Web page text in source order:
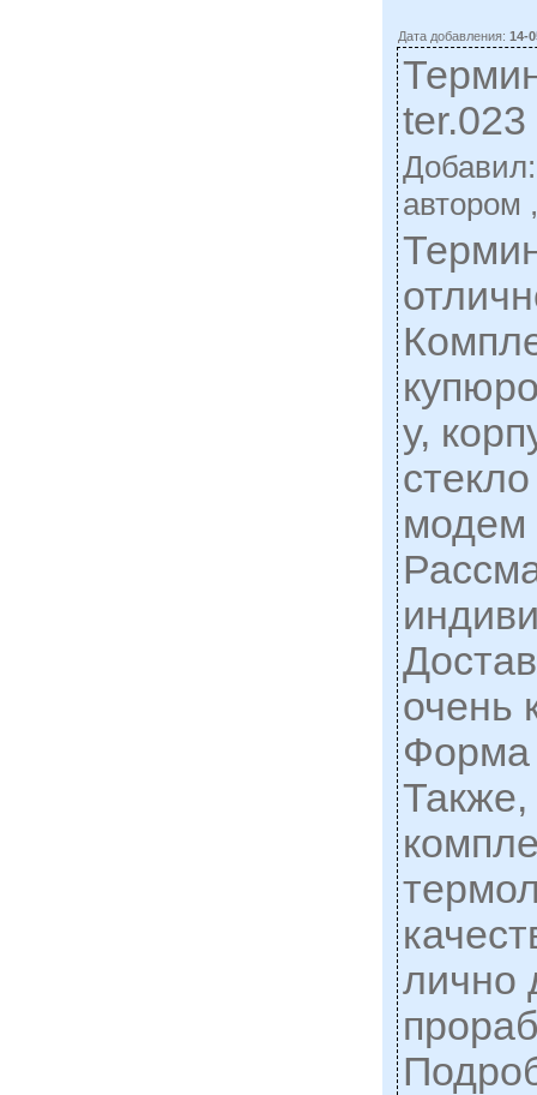
Дата добавления:14-
ter.023
автором
у,
модем
очень
Форма
лично